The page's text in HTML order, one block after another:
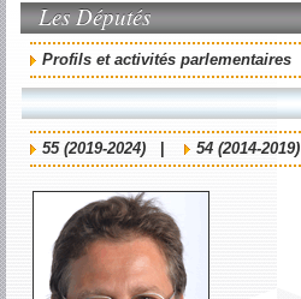
Les Députés
Profils et activités parlementaires
55 (2019-2024) 54 (2014-2019)